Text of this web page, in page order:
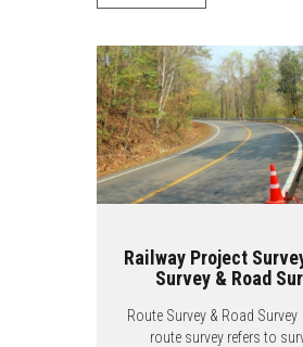
Railway Project
Survey & Road
Route Survey & Road
route survey refers to